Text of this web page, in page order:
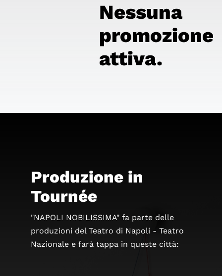
Nessuna
promozione
attiva.
Produzione in
Tournée
"NAPOLI NOBILISSIMA" fa parte delle
produzioni del Teatro di Napoli - Teatro
Nazionale e farà tappa in queste città: